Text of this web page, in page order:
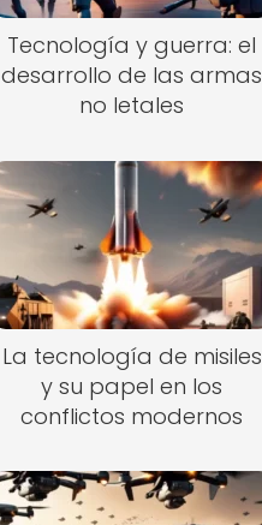
Tecnología y guerra: el
desarrollo de las armas
no letales
La tecnología de misiles
y su papel en los
conflictos modernos